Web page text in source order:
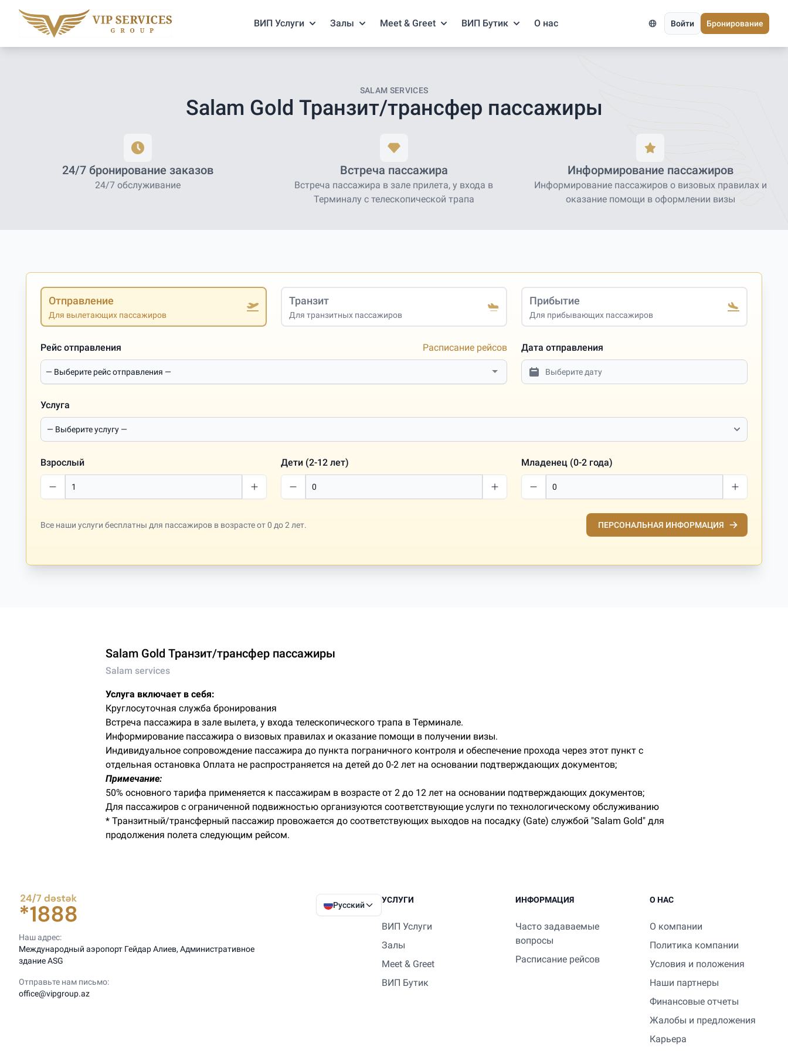
Войти Бронирование
ВИП Услуги Залы Meet & Greet ВИП Бутик О нас
SALAM SERVICES
Salam Gold Транзит/трансфер пассажиры
24/7 бронирование заказов
24/7 обслуживание
Встреча пассажира
Встреча пассажира в зале прилета, у входа в
Терминалу с телескопической трапа
Информирование пассажиров
Информирование пассажиров о визовых правилах и
оказание помощи в оформлении визы
Отправление
Для вылетающих пассажиров
Транзит
Для транзитных пассажиров
Прибытие
Для прибывающих пассажиров
Рейс отправления Расписание рейсов Дата отправления
Услуга
Взрослый Дети (2-12 лет) Младенец (0-2 года)
Все наши услуги бесплатны для пассажиров в возрасте от 0 до 2 лет. ПЕРСОНАЛЬНАЯ ИНФОРМАЦИЯ
Salam Gold Транзит/трансфер пассажиры
Salam services
Услуга включает в себя:
Круглосуточная служба бронирования
Встреча пассажира в зале вылета, у входа телескопического трапа в Терминале.
Информирование пассажира о визовых правилах и оказание помощи в получении визы.
Индивидуальное сопровождение пассажира до пункта пограничного контроля и обеспечение прохода через этот пункт с
отдельная остановка Оплата не распространяется на детей до 0-2 лет на основании подтверждающих документов;
Примечание:
50% основного тарифа применяется к пассажирам в возрасте от 2 до 12 лет на основании подтверждающих документов;
Для пассажиров с ограниченной подвижностью организуются соответствующие услуги по технологическому обслуживанию
* Транзитный/трансферный пассажир провожается до соответствующих выходов на посадку (Gate) службой "Salam Gold" для
продолжения полета следующим рейсом.
Русский
Наш адрес:
Международный аэропорт Гейдар Алиев, Административное
здание ASG
Отправьте нам письмо:
office@vipgroup.az
УСЛУГИ
ВИП Услуги
Залы
Meet & Greet
ВИП Бутик
ИНФОРМАЦИЯ
Часто задаваемые
вопросы
Расписание рейсов
О НАС
О компании
Политика компании
Условия и положения
Наши партнеры
Финансовые отчеты
Жалобы и предложения
Карьера